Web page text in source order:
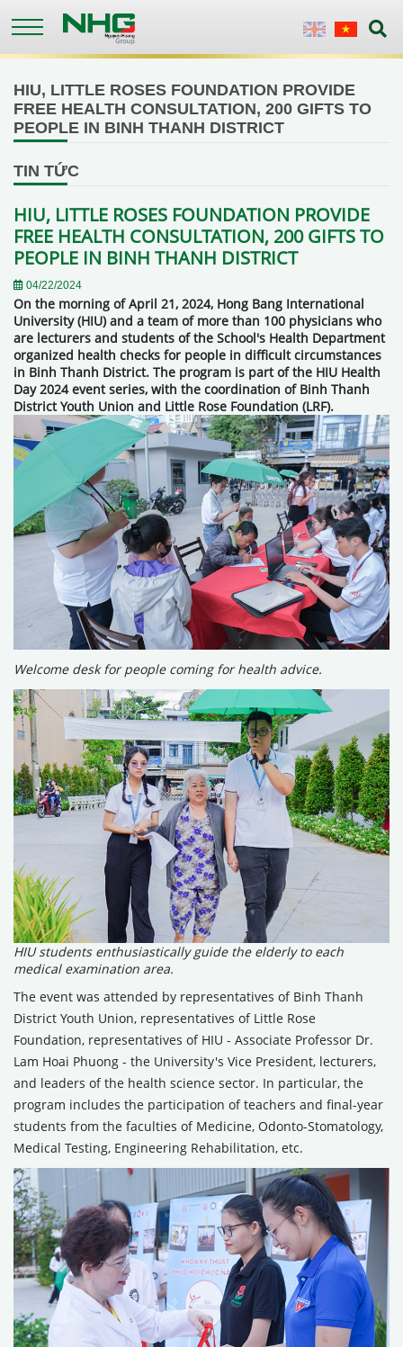
main
HIU, LITTLE ROSES FOUNDATION PROVIDE
FREE HEALTH CONSULTATION, 200 GIFTS TO
PEOPLE IN BINH THANH DISTRICT
TIN TỨC
HIU, LITTLE ROSES FOUNDATION PROVIDE
FREE HEALTH CONSULTATION, 200 GIFTS TO
PEOPLE IN BINH THANH DISTRICT
04/22/2024
On the morning of April 21, 2024, Hong Bang International
University (HIU) and a team of more than 100 physicians who
are lecturers and students of the School's Health Department
organized health checks for people in difficult circumstances
in Binh Thanh District. The program is part of the HIU Health
Day 2024 event series, with the coordination of Binh Thanh
District Youth Union and Little Rose Foundation (LRF).
Welcome desk for people coming for health advice.
HIU students enthusiastically guide the elderly to each
medical examination area.
The event was attended by representatives of Binh Thanh
District Youth Union, representatives of Little Rose
Foundation, representatives of HIU - Associate Professor Dr.
Lam Hoai Phuong - the University's Vice President, lecturers,
and leaders of the health science sector. In particular, the
program includes the participation of teachers and final-year
students from the faculties of Medicine, Odonto-Stomatology,
Medical Testing, Engineering Rehabilitation, etc.